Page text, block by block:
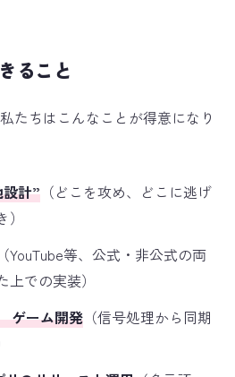
ること
たちはこんなことが得意になり
計” （どこを攻め、どこに逃げ
（YouTube等、公式・非公式の両
での実装）
ゲーム開発 （信号処理から同期